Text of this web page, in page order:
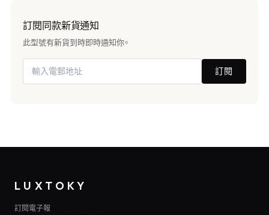
訂閱同款新貨通知
此型號有新貨到時即時通知你。
訂閱
LUXTOKY
訂閱電子報